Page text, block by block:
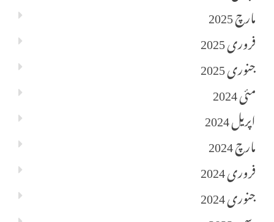
مارچ 2025
فروری 2025
جنوری 2025
مئی 2024
اپریل 2024
مارچ 2024
فروری 2024
جنوری 2024